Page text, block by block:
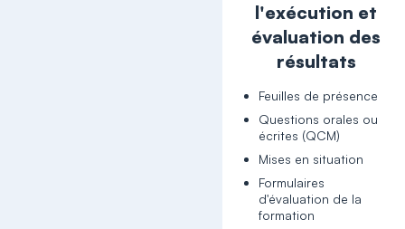
l'exécution et
évaluation des
résultats
Feuilles de présence
Questions orales ou
écrites (QCM)
Mises en situation
Formulaires
d'évaluation de la
formation